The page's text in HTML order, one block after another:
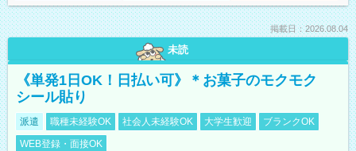
掲載日：2026.08.04
未読
《単発1日OK！日払い可》＊お菓子のモクモク
シール貼り
派遣 職種未経験OK 社会人未経験OK 大学生歓迎
ブランクOK
WEB登録・面接OK